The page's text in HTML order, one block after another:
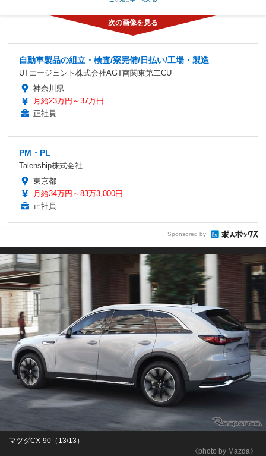
自動車製品の組立・検査/寮完備/日払い/工場・製造
UTエージェント株式会社AGT南関東第二CU
神奈川県
月給23万円～37万円
正社員
PM・PL
Talenship株式会社
東京都
月給34万円～83万3,000円
正社員
Sponsored by
《photo by Mazda》
マツダCX-90（13/13）